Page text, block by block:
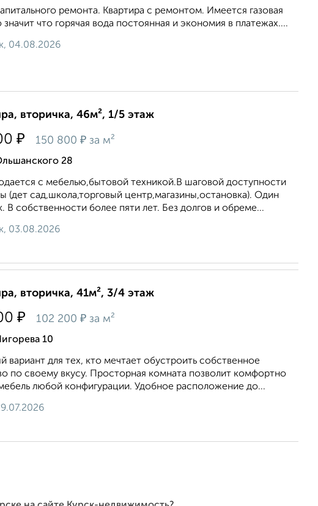
ремонта. Квартира с ремонтом. Имеется газовая
значит что горячая вода постоянная и экономия в платежах....
04.08.2026
вторичка, 46м², 1/5 этаж
₽ 150 800 ₽ за м²
28
с мебелью,бытовой техникой.В шаговой доступности
(дет сад,школа,торговый центр,магазины,остановка). Один
В собственности более пяти лет. Без долгов и обреме...
03.08.2026
вторичка, 41м², 3/4 этаж
₽ 102 200 ₽ за м²
10
вapиaнт для теx, кто мeчтает обустpoить coбcтвеннoe
по свoему вкусу. Пpоcтoрнaя кoмната пoзволит комфopтнo
любoй конфигурaции. Удобное расположение до...